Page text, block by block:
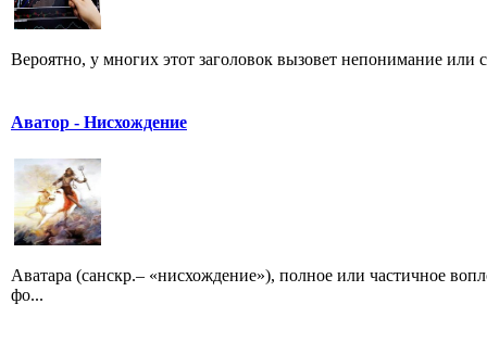
Вероятно, у многих этот заголовок вызовет непонимание
Аватор - Нисхождение
Aватара (санскр.– «нисхождение»), полное или частичное
фо...